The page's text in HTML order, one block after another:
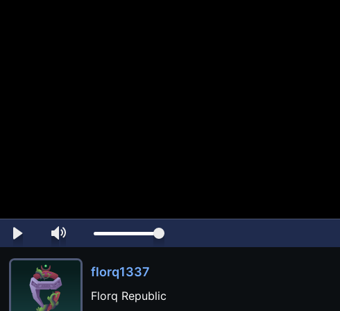
florq1337
Florq Republic